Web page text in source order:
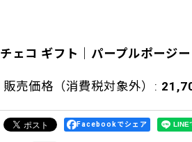
チェコ ギフト｜パープルポージー
販売価格（消費税対象外） :
Facebookでシェア